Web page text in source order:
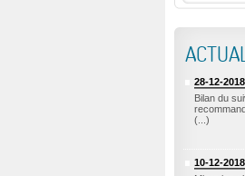
28-12-2018
Bilan du
(...)
10-12-2018